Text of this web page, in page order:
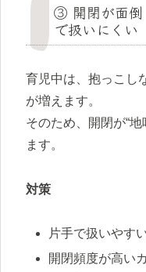
③ 開閉が面倒
で扱いにくい
育児中は、抱っこし
が増えます。
そのため、開閉が“
ます。
対策
片手で扱いやす
開閉頻度が高い